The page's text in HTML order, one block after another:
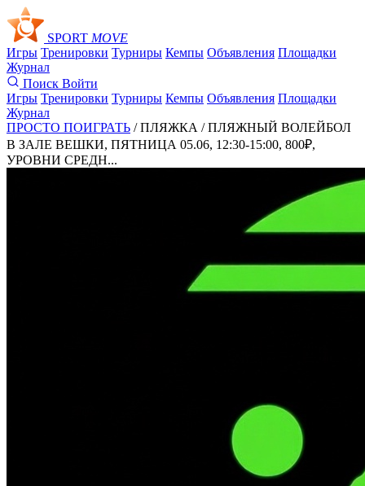
SPORT MOVE
Игры Тренировки Турниры Кемпы Объявления Площадки
Журнал
Поиск Войти
Игры Тренировки Турниры Кемпы Объявления Площадки
Журнал
ПРОСТО ПОИГРАТЬ / ПЛЯЖКА /ПЛЯЖНЫЙ ВОЛЕЙБОЛ
В ЗАЛЕ ВЕШКИ, ПЯТНИЦА 05.06, 12:30-15:00, 800₽,
УРОВНИ СРЕДН...